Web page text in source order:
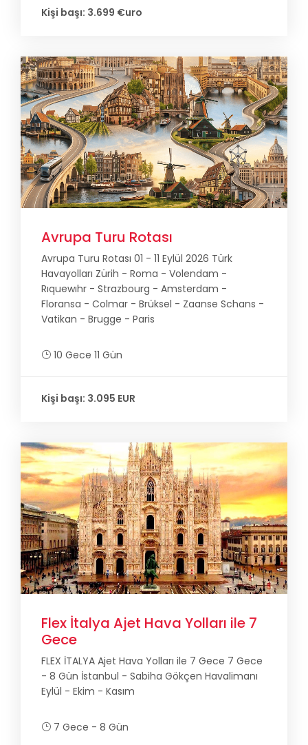
Kişi başı: 3.699 €uro
Avrupa Turu Rotası
Avrupa Turu Rotası 01 - 11 Eylül 2026 Türk
Havayolları Zürih - Roma - Volendam -
Rıquewıhr - Strazbourg - Amsterdam -
Floransa - Colmar - Brüksel - Zaanse Schans -
Vatikan - Brugge - Paris
10 Gece 11 Gün
Kişi başı: 3.095 EUR
Flex İtalya Ajet Hava Yolları ile 7
Gece
FLEX İTALYA Ajet Hava Yolları ile 7 Gece 7 Gece
- 8 Gün İstanbul - Sabiha Gökçen Havalimanı
Eylül - Ekim - Kasım
7 Gece - 8 Gün